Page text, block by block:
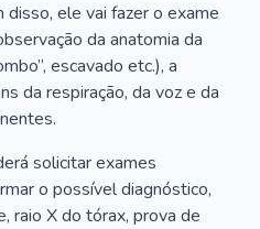
ele vai fazer o exame
da anatomia da
escavado etc.), a
da respiração, da voz e da
solicitar exames
o possível diagnóstico,
raio X do tórax, prova de